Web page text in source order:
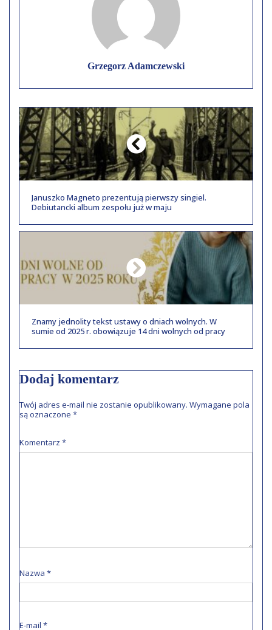
Grzegorz Adamczewski
Januszko Magneto prezentują pierwszy singiel.
Debiutancki album zespołu już w maju
Znamy jednolity tekst ustawy o dniach wolnych. W
sumie od 2025 r. obowiązuje 14 dni wolnych od pracy
Dodaj komentarz
Twój adres e-mail nie zostanie opublikowany. Wymagane pola
są oznaczone *
Komentarz *
Nazwa *
E-mail *